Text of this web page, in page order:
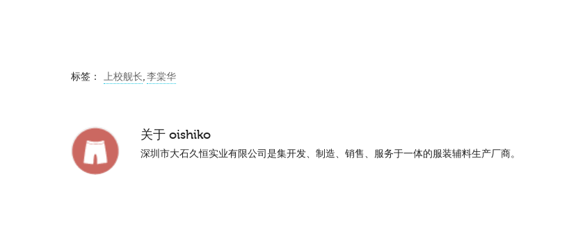
标签： 上校舰长,李棠华
关于 oishiko
深圳市大石久恒实业有限公司是集开发、制造、销售、服务于一体的服装辅料生产厂商。